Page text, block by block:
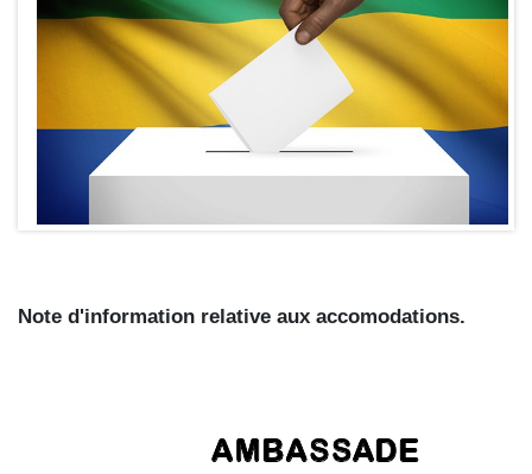
Note d'information relative aux accomodations.